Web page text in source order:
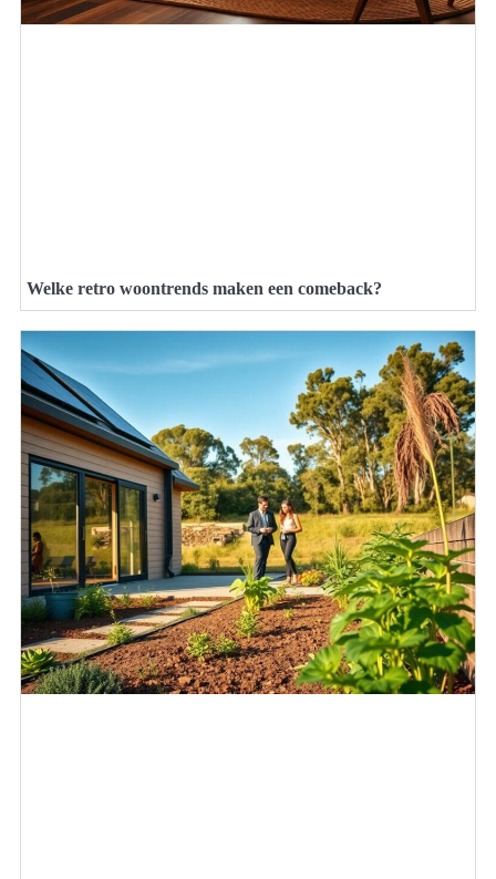
Welke retro woontrends maken een comeback?